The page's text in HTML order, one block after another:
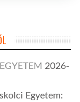
2026-
Egyetem: